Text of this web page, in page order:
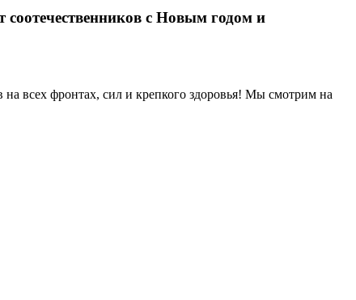
с Новым годом и
всех фронтах, сил и крепкого здоровья! Мы смотрим на